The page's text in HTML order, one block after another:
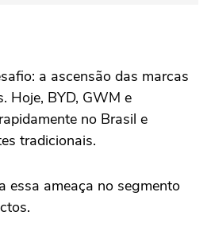
a ascensão das marcas
Hoje, BYD, GWM e
no Brasil e
tradicionais.
essa ameaça no segmento